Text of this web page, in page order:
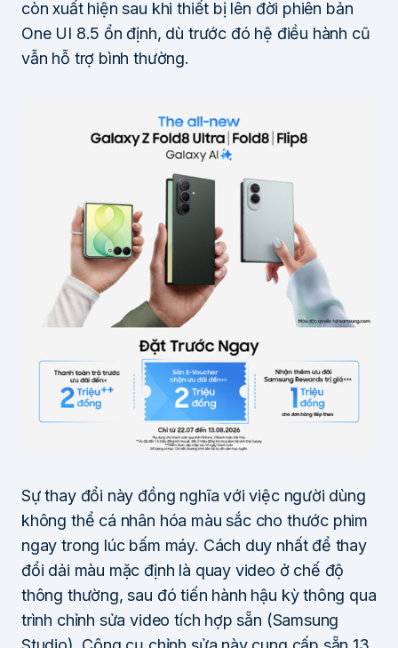
còn xuất hiện sau khi thiết bị lên đời phiên bản
One UI 8.5 ổn định, dù trước đó hệ điều hành cũ
vẫn hỗ trợ bình thường.
Sự thay đổi này đồng nghĩa với việc người dùng
không thể cá nhân hóa màu sắc cho thước phim
ngay trong lúc bấm máy. Cách duy nhất để thay
đổi dải màu mặc định là quay video ở chế độ
thông thường, sau đó tiến hành hậu kỳ thông qua
trình chỉnh sửa video tích hợp sẵn (Samsung